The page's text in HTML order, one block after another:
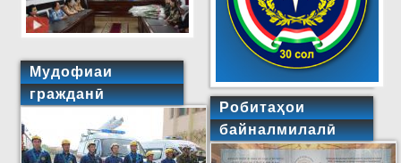
Мудофиаи
гражданӣ
Робитаҳои
байналмилалӣ